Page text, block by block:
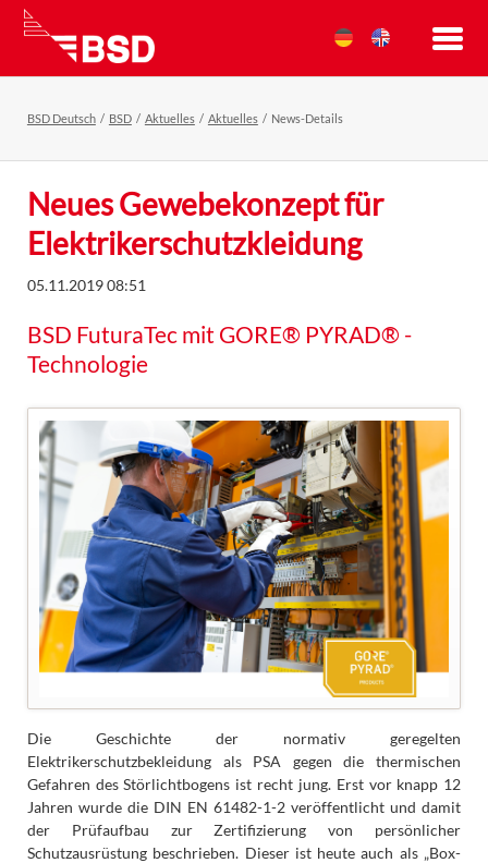
BSD Deutsch BSD Aktuelles Aktuelles News-Details
Neues Gewebekonzept für
Elektrikerschutzkleidung
05.11.2019 08:51
BSD FuturaTec mit GORE® PYRAD® -
Technologie
Die Geschichte der normativ geregelten
Elektrikerschutzbekleidung als PSA gegen die thermischen
Gefahren des Störlichtbogens ist recht jung. Erst vor knapp 12
Jahren wurde die DIN EN 61482-1-2 veröffentlicht und damit
der Prüfaufbau zur Zertifizierung von persönlicher
Schutzausrüstung beschrieben. Dieser ist heute auch als „Box-